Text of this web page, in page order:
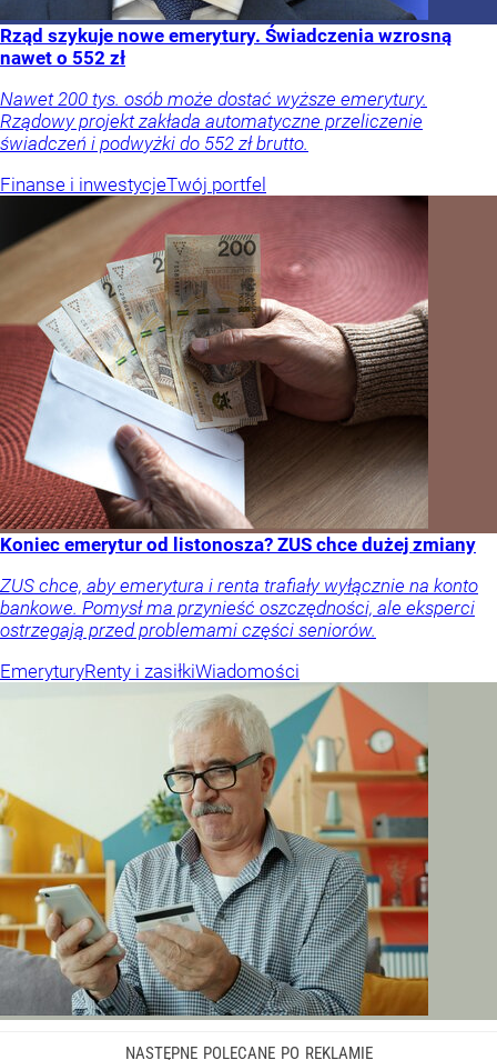
Rząd szykuje nowe emerytury. Świadczenia wzrosną
nawet o 552 zł
Nawet 200 tys. osób może dostać wyższe emerytury.
Rządowy projekt zakłada automatyczne przeliczenie
świadczeń i podwyżki do 552 zł brutto.
Finanse i inwestycjeTwój portfel
Koniec emerytur od listonosza? ZUS chce dużej zmiany
ZUS chce, aby emerytura i renta trafiały wyłącznie na konto
bankowe. Pomysł ma przynieść oszczędności, ale eksperci
ostrzegają przed problemami części seniorów.
EmeryturyRenty i zasiłkiWiadomości